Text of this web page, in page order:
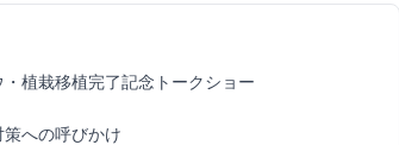
植栽移植完了記念トークショー
への呼びかけ